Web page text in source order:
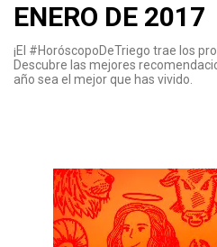
ENERO DE 2017
¡El #HoróscopoDeTriego trae los
Descubre las mejores
año sea el mejor que has vivido.